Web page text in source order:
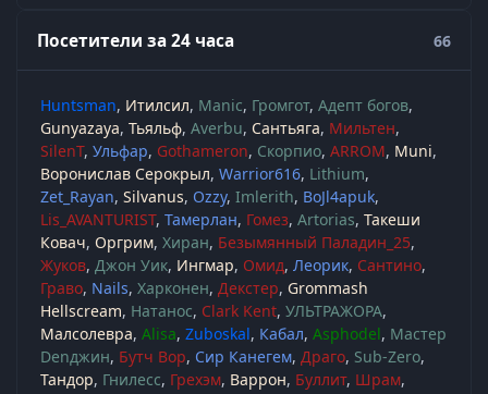
Посетители за 24 часа 66
Huntsman Итилсил Manic Громгот Адепт богов
Gunyazaya Тьяльф Averbu Сантьяга Мильтен
SilenT Ульфар Gothameron Скорпио ARROM Muni
Воронислав Серокрыл Warrior616 Lithium
Zet_Rayan Silvanus Ozzy Imlerith BoJl4apuk
Lis_AVANTURIST Тамерлан Гомез Artorias Такеши
Ковач Оргрим Хиран Безымянный Паладин_25
Жуков Джон Уик Ингмар Омид Леорик Сантино
Граво Nails Харконен Декстер Grommash
Hellscream Натанос Clark Kent УЛЬТРАЖОРА
Малсолевра Alisa Zuboskal Кабал Asphodel Мастер
Denджин Бутч Вор Сир Канегем Драго Sub-Zero
Тандор Гнилесс Грехэм Варрон Буллит Шрам